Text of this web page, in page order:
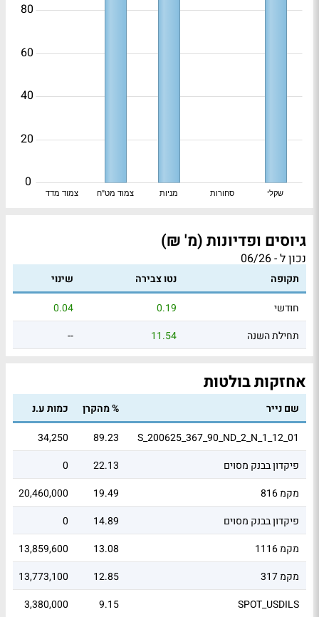
צמוד מדד צמוד מט"ח מניות סחורות שקלי
0
20
40
60
80
גיוסים ופדיונות (מ' ₪)
נכון ל - 06/26
תקופה נטו צבירה
שינוי
חודשי
0.19
0.04
תחילת השנה
11.54
--
אחזקות בולטות
שם נייר % מהקרן כמות ע.נ
S_200625_367_90_ND_2_N_1_12_01
89.23
34,250
פיקדון בבנק מסוים
22.13
0
מקמ 816
19.49
20,460,000
פיקדון בבנק מסוים
14.89
0
מקמ 1116
13.08
13,859,600
מקמ 317
12.85
13,773,100
SPOT_USDILS
9.15
3,380,000